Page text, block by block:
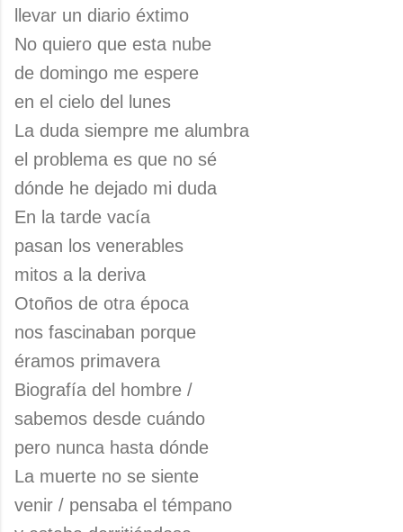
llevar un diario éxtimo
No quiero que esta nube
de domingo me espere
en el cielo del lunes
La duda siempre me alumbra
el problema es que no sé
dónde he dejado mi duda
En la tarde vacía
pasan los venerables
mitos a la deriva
Otoños de otra época
nos fascinaban porque
éramos primavera
Biografía del hombre /
sabemos desde cuándo
pero nunca hasta dónde
La muerte no se siente
venir / pensaba el témpano